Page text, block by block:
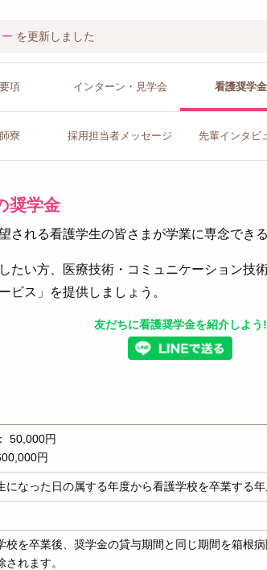
を更新しました
項 インターン ・見学会 看護奨学金
寮 採用担当者メッセージ 先輩イン タビ
奨学金
される看護学生の皆さまが学業に専念でき
たい方、医療技術・コミュニケーション技
ビス」を提供しましょう。
友だちに看護奨学金を紹介しよう!
50,000円
円
になった日の属する年度から看護学校を卒業する
校を卒業後、奨学金の貸与期間と同じ期間を箱根
されます。